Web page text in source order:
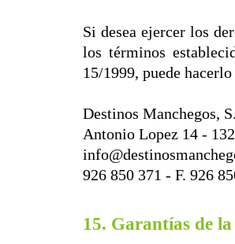
Si desea ejercer los
los términos
15/1999, puede
Destinos Manchegos,
Antonio Lopez 14 -
926 850 371 - F. 926
15. Garantías de